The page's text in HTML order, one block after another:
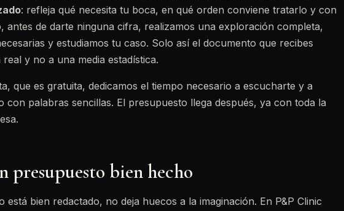
: refleja qué necesita tu boca, en qué orden conviene tratarlo y con
antes de darte ninguna cifra, realizamos una exploración completa,
y estudiamos tu caso. Solo así el documento que recibes
y no a una media estadística.
que es gratuita, dedicamos el tiempo necesario a escucharte y a
con palabras sencillas. El presupuesto llega después, ya con toda la
presupuesto bien hecho
está bien redactado, no deja huecos a la imaginación. En P&P Clinic